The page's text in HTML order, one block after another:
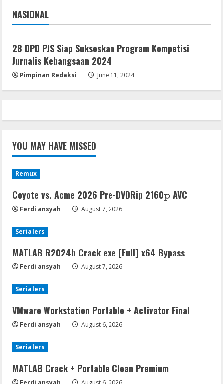
5
10 (x32x64)
August 6, 2026
NASIONAL
Jakarta
28 DPD PJS Siap Sukseskan Program Kompetisi
Jurnalis Kebangsaan 2024
Pimpinan Redaksi June 11, 2024
YOU MAY HAVE MISSED
Remux
Coyote vs. Acme 2026 Pre-DVDRip 2160𝚙 AVC
Ferdi ansyah August 7, 2026
Serialers
MATLAB R2024b Crack exe [Full] x64 Bypass
Ferdi ansyah August 7, 2026
Serialers
VMware Workstation Portable + Activator Final
Ferdi ansyah August 6, 2026
Serialers
MATLAB Crack + Portable Clean Premium
Ferdi ansyah August 6, 2026